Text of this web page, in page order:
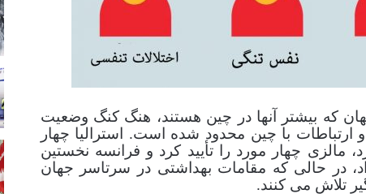
سراسر جهان که بیشتر آنها در چین هستند، هنگ کنگ وضعیت
با چین محدود شده است. استرالیا چهار
مالزی چهار مورد را تأیید کرد و فرانسه نخستین
در حالی که مقامات بهداشتی در سرتاسر جهان
تلاش می کنند.